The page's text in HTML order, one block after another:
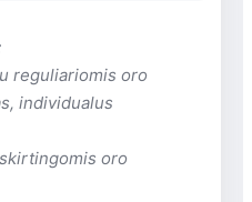
kambariais ir
garsiajam
Resorts. Viešbutis
prisiminimus
svečiams.
reguliariomis oro
individualus
oro